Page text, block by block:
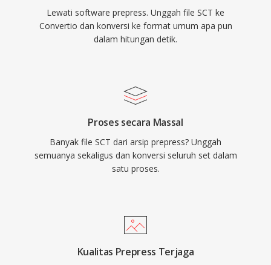
Lewati software prepress. Unggah file SCT ke
Convertio dan konversi ke format umum apa pun
dalam hitungan detik.
Proses secara Massal
Banyak file SCT dari arsip prepress? Unggah
semuanya sekaligus dan konversi seluruh set dalam
satu proses.
Kualitas Prepress Terjaga